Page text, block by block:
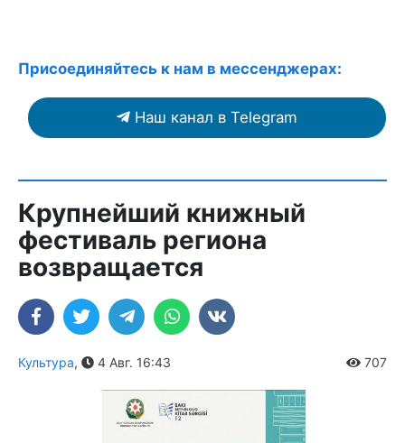
Присоединяйтесь к нам в мессенджерах:
Наш канал в Telegram
Крупнейший книжный
фестиваль региона
возвращается
Культура, 4 Авг. 16:43 707